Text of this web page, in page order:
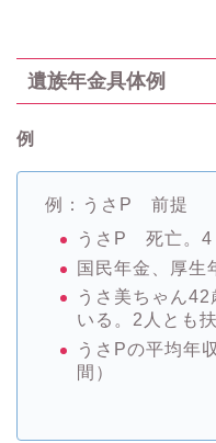
遺族年金具体例
例
例：うさP 前提
うさP 死亡。4
国民年金、厚生
うさ美ちゃん
いる。2人とも
うさPの平均
間）